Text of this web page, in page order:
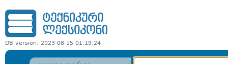
DB version: 2023-08-15 01:19:24